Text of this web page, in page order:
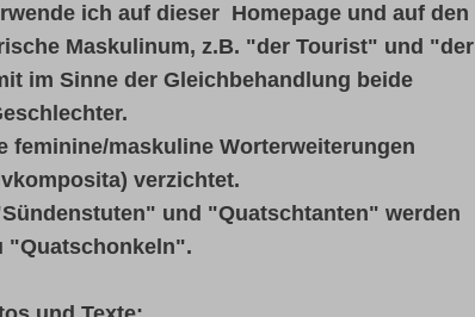
ich auf dieser Homepage und auf den
Maskulinum, z.B. "der Tourist" und "der
im Sinne der Gleichbehandlung beide
feminine/maskuline Worterweiterungen
verzichtet.
und "Quatschtanten" werden
"Quatschonkeln".